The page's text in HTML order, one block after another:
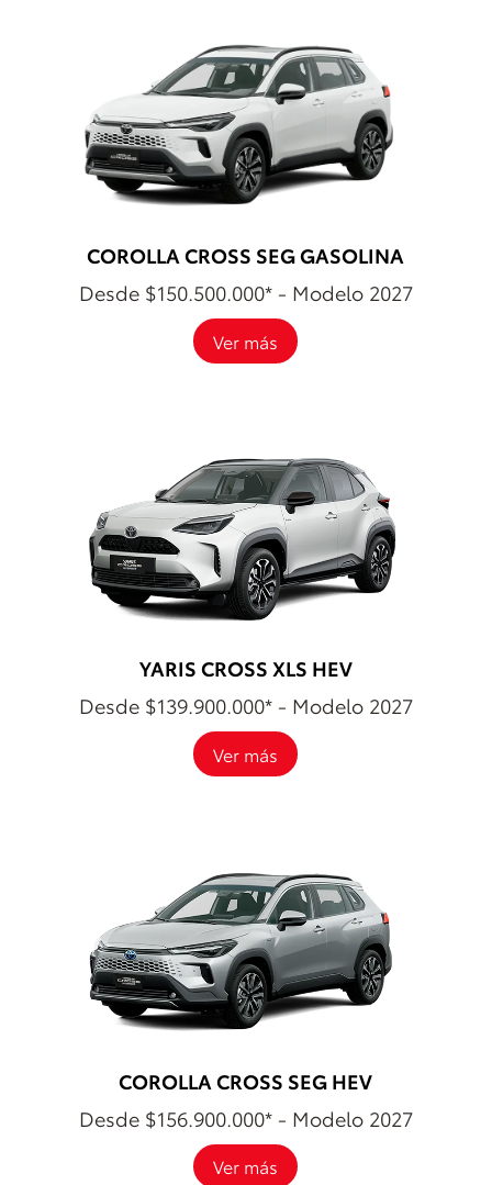
COROLLA CROSS SEG GASOLINA
Desde $150.500.000* - Modelo 2027
Ver más
YARIS CROSS XLS HEV
Desde $139.900.000* - Modelo 2027
Ver más
COROLLA CROSS SEG HEV
Desde $156.900.000* - Modelo 2027
Ver más